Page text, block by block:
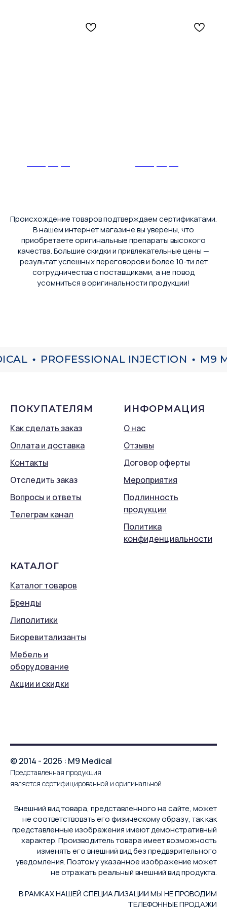
Происхождение товаров подтверждаем сертификатами.
В нашем интернет магазине вы уверены, что
приобретаете оригинальные препараты высокого
качества. Большие скидки и привлекательные цены —
результат успешных переговоров и более 10-ти лет
сотрудничества с поставщиками, а не повод
усомниться в оригинальности продукции!
PROFESSIONAL INJECTION M9
ПОКУПАТЕЛЯМ
Как сделать заказ
Оплата и доставка
Контакты
Отследить заказ
Вопросы и ответы
Телеграм канал
ИНФОРМАЦИЯ
О нас
Отзывы
Договор оферты
Мероприятия
Подлинность
продукции
Политика
конфиденциальности
КАТАЛОГ
Каталог товаров
Бренды
Липолитики
Биоревитализанты
Мебель и
оборудование
Акции и скидки
© 2014 - 2026 : M9 Medical
Представленная продукция
является сертифицированной и оригинальной
Внешний вид товара, представленного на сайте, может
не соответствовать его физическому образу, так как
представленные изображения имеют демонстративный
характер. Производитель товара имеет возможность
изменять его внешний вид без предварительного
уведомления. Поэтому указанное изображение может
не отражать реальный внешний вид продукта.
В РАМКАХ НАШЕЙ СПЕЦИАЛИЗАЦИИ МЫ НЕ ПРОВОДИМ
ТЕЛЕФОННЫЕ ПРОДАЖИ